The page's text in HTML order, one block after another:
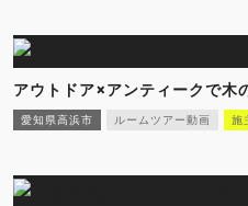
アウトドア×アンティークで木
愛知県高浜市 ルームツアー動画 施